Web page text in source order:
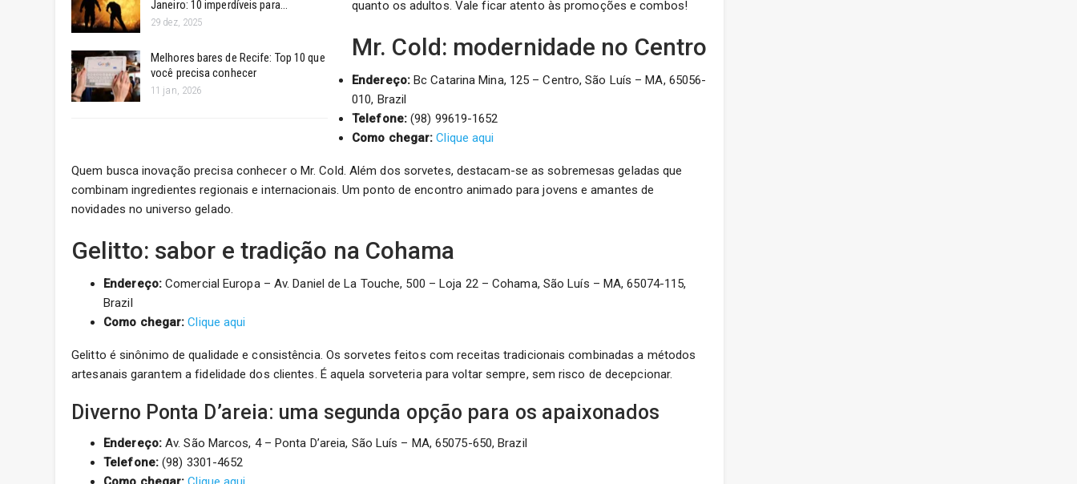
Janeiro: 10 imperdíveis para…
29 dez, 2025
Melhores bares de Recife: Top 10 que
você precisa conhecer
11 jan, 2026
quanto os adultos. Vale ficar atento às promoções e combos!
Mr. Cold: modernidade no Centro
Endereço:Bc Catarina Mina, 125 – Centro, São Luís – MA, 65056-
010, Brazil
Telefone:(98) 99619-1652
Como chegar: Clique aqui
Quem busca inovação precisa conhecer o Mr. Cold. Além dos sorvetes, destacam-se as sobremesas geladas que
combinam ingredientes regionais e internacionais. Um ponto de encontro animado para jovens e amantes de
novidades no universo gelado.
Gelitto: sabor e tradição na Cohama
Endereço:Comercial Europa – Av. Daniel de La Touche, 500 – Loja 22 – Cohama, São Luís – MA, 65074-115,
Brazil
Como chegar: Clique aqui
Gelitto é sinônimo de qualidade e consistência. Os sorvetes feitos com receitas tradicionais combinadas a métodos
artesanais garantem a fidelidade dos clientes. É aquela sorveteria para voltar sempre, sem risco de decepcionar.
Diverno Ponta D’areia: uma segunda opção para os apaixonados
Endereço:Av. São Marcos, 4 – Ponta D’areia, São Luís – MA, 65075-650, Brazil
Telefone:(98) 3301-4652